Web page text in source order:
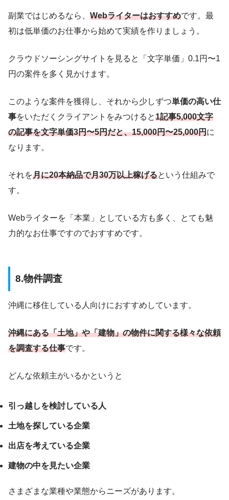
副業ではじめるなら、 Webライターはおすすめです。最
初は低単価のお仕事から始めて実績を作りましょう。
クラウドソーシングサイトを見ると「文字単価」0.1円〜1
円の案件を多く見かけます。
このような案件を獲得し、それから少しずつ単価の高い仕
事をいただくクライアントをみつけると1記事5,000文字
の記事を文字単価3円〜5円だと、15,000円〜25,000円に
なります。
それを月に20本納品で月30万以上稼げるという仕組みで
す。
Webライターを「本業」としている方も多く、とても魅
力的なお仕事ですのでおすすめです。
8.物件調査
沖縄に移住している人向けにおすすめしています。
沖縄にある「土地」や「建物」の物件に関する様々な依頼
を調査する仕事です。
どんな依頼主がいるかというと
引っ越しを検討している人
土地を探している企業
出店を考えている企業
建物の中を見たい企業
さまざま な業種や業態からニーズがあります。